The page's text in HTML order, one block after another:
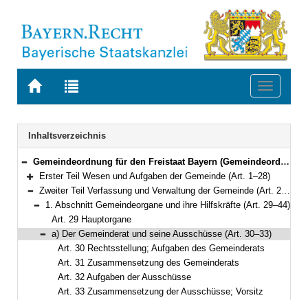
Zur
BAYERN.RECHT
Zur
letzten
Suche
Toggle
Navigation
Inhaltsverzeichnis
Bereich reduzieren
Gemeindeordnung für den Freistaat Bayern (Gemeindeordnung – GO) in der Fassung der Bekanntmachung vom 22. August 1998 (GVBl. S. 796) BayRS 2020-1-1-I (Art. 1–122)
Bereich erweitern
Erster Teil Wesen und Aufgaben der Gemeinde (Art. 1–28)
Bereich reduzieren
Zweiter Teil Verfassung und Verwaltung der Gemeinde (Art. 29–60a)
Bereich reduzieren
1. Abschnitt Gemeindeorgane und ihre Hilfskräfte (Art. 29–44)
Art. 29 Hauptorgane
Bereich reduzieren
a) Der Gemeinderat und seine Ausschüsse (Art. 30–33)
Art. 30 Rechtsstellung; Aufgaben des Gemeinderats
Art. 31 Zusammensetzung des Gemeinderats
Art. 32 Aufgaben der Ausschüsse
Art. 33 Zusammensetzung der Ausschüsse; Vorsitz